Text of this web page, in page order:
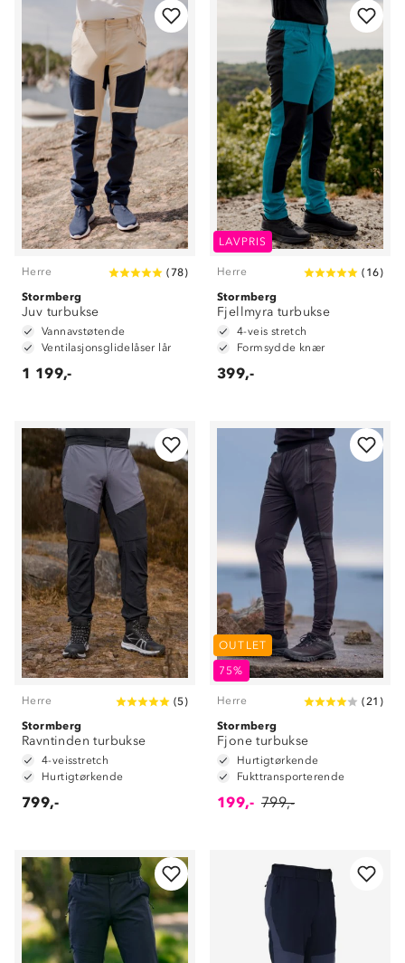
Herre (78)
Stormberg
Juv turbukse
Vannavstøtende
Ventilasjonsglidelåser lår
1 199,-
LAVPRIS
Herre ( 16)
Stormberg
Fjellmyra turbukse
4-veis stretch
Formsydde knær
399,-
Herre (5)
Stormberg
Ravntinden turbukse
4-veisstretch
Hurtigtørkende
799,-
OUTLET
75%
Herre (21 )
Stormberg
Fjone turbukse
Hurtigtørkende
Fukttransporterende
199,- 799,-